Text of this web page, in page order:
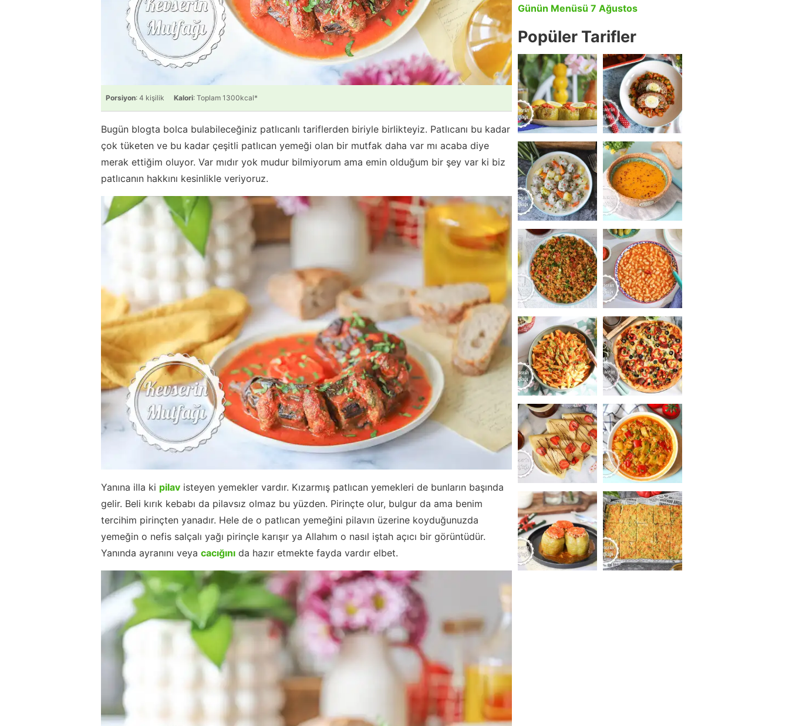
Porsiyon: 4 kişilik Kalori: Toplam 1300kcal*
Bugün blogta bolca bulabileceğiniz patlıcanlı tariflerden biriyle birlikteyiz. Patlıcanı bu kadar
çok tüketen ve bu kadar çeşitli patlıcan yemeği olan bir mutfak daha var mı acaba diye
merak ettiğim oluyor. Var mıdır yok mudur bilmiyorum ama emin olduğum bir şey var ki biz
patlıcanın hakkını kesinlikle veriyoruz.
Yanına illa ki pilav isteyen yemekler vardır. Kızarmış patlıcan yemekleri de bunların başında
gelir. Beli kırık kebabı da pilavsız olmaz bu yüzden. Pirinçte olur, bulgur da ama benim
tercihim pirinçten yanadır. Hele de o patlıcan yemeğini pilavın üzerine koyduğunuzda
yemeğin o nefis salçalı yağı pirinçle karışır ya Allahım o nasıl iştah açıcı bir görüntüdür.
Yanında ayranını veya cacığını da hazır etmekte fayda vardır elbet.
Günün Menüsü 7 Ağustos
Popüler Tarifler